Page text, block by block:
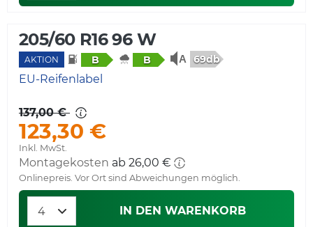
205/60 R16 96 W
AKTION B B 69db
EU-Reifenlabel
137,00 €
123,30 €
Inkl. MwSt.
Montagekosten ab 26,00 €
Onlinepreis. Vor Ort sind Abweichungen möglich.
IN DEN WARENKORB